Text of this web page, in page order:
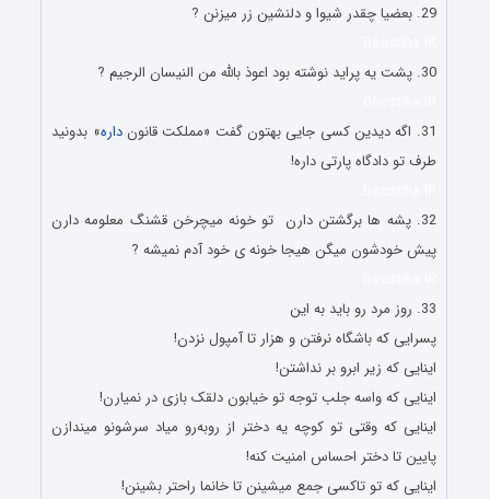
29. بعضیا چقدر شیوا و دلنشین زر میزنن ?
30. پشت یه پراید نوشته بود اعوذ بالله من النیسان الرجیم ?
31. اگه دیدین کسی جایی بهتون گفت «مملکت قانون
داره» بدونید
طرف تو دادگاه پارتی داره!
32. پشه ها برگشتن دارن تو خونه میچرخن قشنگ معلومه دارن
پیش خودشون میگن هیجا خونه ی خود آدم نمیشه ?
33. روز مرد رو باید به این
پسرایی که باشگاه نرفتن و هزار تا آمپول نزدن!
اینایی که زیر ابرو بر نداشتن!
اینایی که واسه جلب توجه تو خیابون دلقک بازی در نمیارن!
اینایی که وقتی تو کوچه یه دختر از روبه‌رو میاد سرشونو میندازن
پایین تا دختر احساس امنیت کنه!
اینایی که تو تاکسی جمع میشینن تا خانما راحتر بشینن!